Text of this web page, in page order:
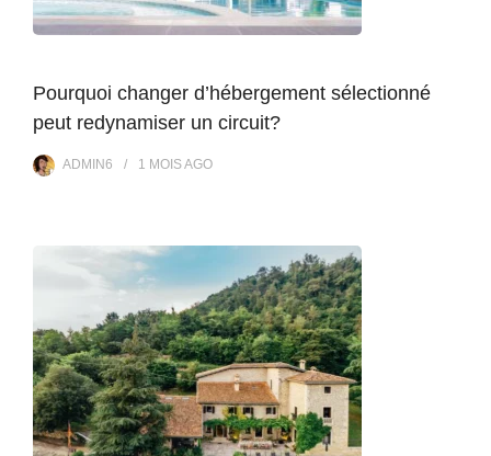
Pourquoi changer d’hébergement sélectionné
peut redynamiser un circuit?
ADMIN6 1 MOISAGO